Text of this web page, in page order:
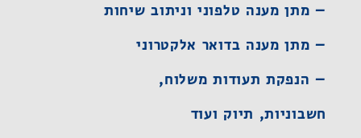
– מתן מענה טלפוני וניתוב שיחות
– מתן מענה בדואר אלקטרוני
– הנפקת תעודות משלוח,
חשבוניות, תיוק ועוד